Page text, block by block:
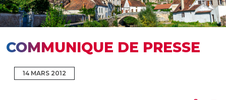
COMMUNIQUE DE PRESSE
14 MARS 2012